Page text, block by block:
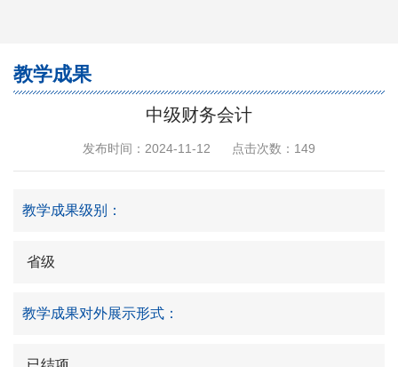
教学成果
中级财务会计
发布时间：2024-11-12 点击次数： 149
教学成果级别：
省级
教学成果对外展示形式：